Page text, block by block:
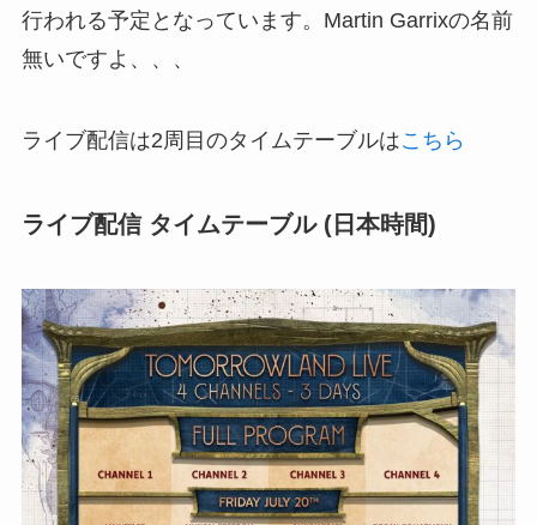
行われる予定となっています。Martin Garrixの名前
無いですよ、、、
ライブ配信は2周目のタイムテーブルはこちら
ライブ配信 タイムテーブル (日本時間)